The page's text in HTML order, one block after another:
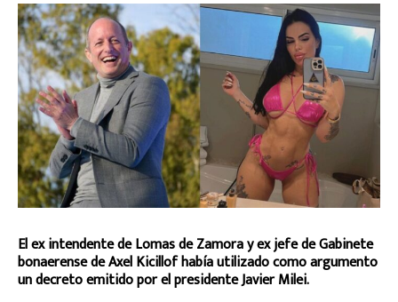
El ex intendente de Lomas de Zamora y ex jefe de Gabinete
bonaerense de Axel Kicillof había utilizado como argumento
un decreto emitido por el presidente Javier Milei.